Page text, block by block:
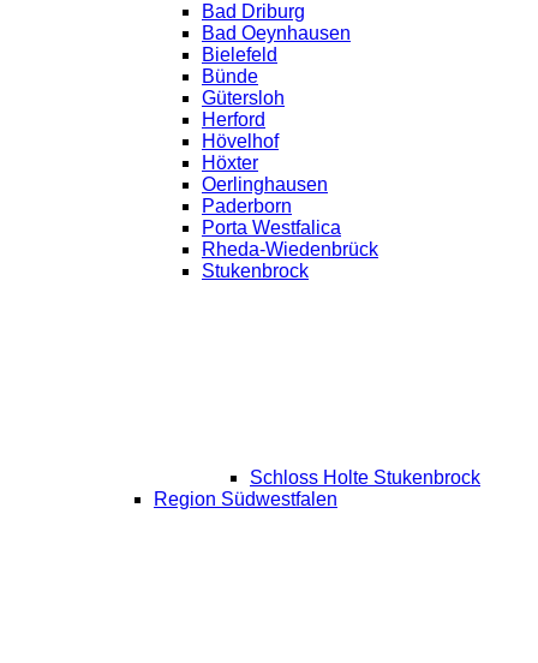
Bad Driburg
Bad Oeynhausen
Bielefeld
Bünde
Gütersloh
Herford
Hövelhof
Höxter
Oerlinghausen
Paderborn
Porta Westfalica
Rheda-Wiedenbrück
Stukenbrock
Schloss Holte Stukenbrock
Region Südwestfalen